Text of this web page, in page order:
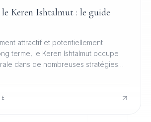
Keren Ishtalmut : le guide
attractif et potentiellement
terme, le Keren Ishtalmut occupe
dans de nombreuses stratégies